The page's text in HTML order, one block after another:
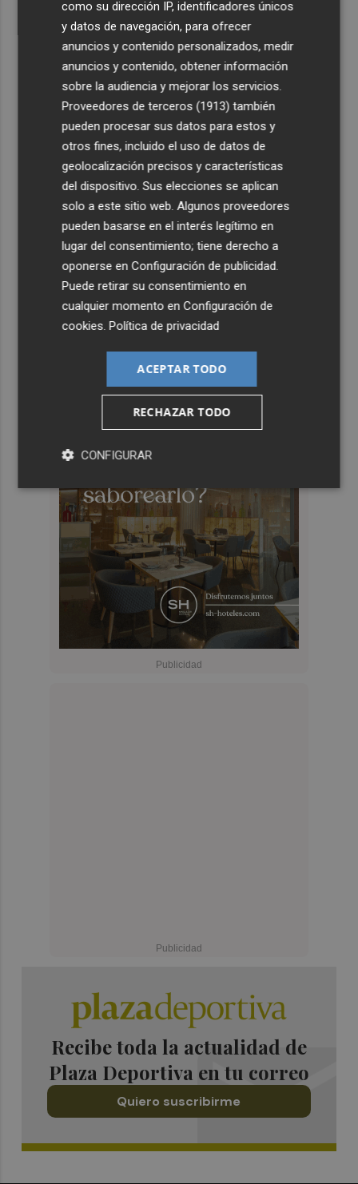
Recibe toda la actualidad de
Plaza Deportiva en tu correo
Quiero suscribirme
como su dirección IP, identificadores únicos
y datos de navegación, para ofrecer
anuncios y contenido personalizados, medir
anuncios y contenido, obtener información
sobre la audiencia y mejorar los servicios.
Proveedores de terceros (1913) también
pueden procesar sus datos para estos y
otros fines, incluido el uso de datos de
geolocalización precisos y características
del dispositivo. Sus elecciones se aplican
solo a este sitio web. Algunos proveedores
pueden basarse en el interés legítimo en
lugar del consentimiento; tiene derecho a
oponerse enConfiguración de publicidad.
Puede retirar su consentimiento en
cualquier momento enConfiguración de
cookies.Política de privacidad
ACEPTAR TODO
RECHAZAR TODO
CONFIGURAR